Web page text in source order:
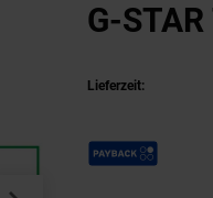
G-
Lieferzeit:
Payback Punkte